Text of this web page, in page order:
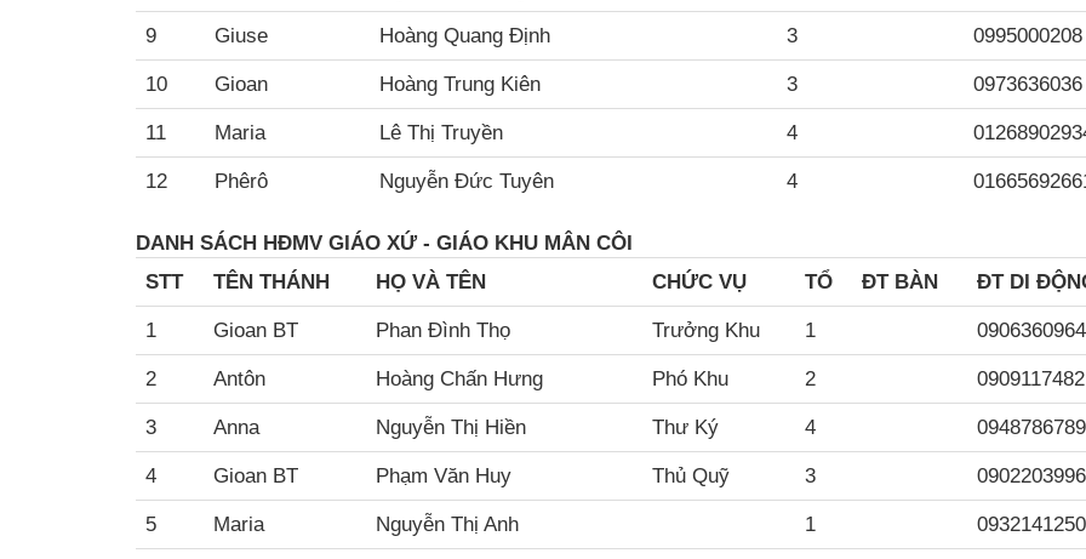
9 Giuse Hoàng Quang Định 3 0995000208
10 Gioan Hoàng Trung Kiên 3 0973636036
11 Maria Lê Thị Truyền 4
12 Phêrô Nguyễn Đức Tuyên 4
DANH SÁCH HĐMV GIÁO XỨ - GIÁO KHU MÂN CÔI
STT
TÊN THÁNH HỌ VÀ TÊN CHỨC VỤ TỔ ĐT BÀN ĐT DI
1 Gioan BT Phan Đình Thọ Trưởng Khu 1 0906360964
2 Antôn Hoàng Chấn Hưng Phó Khu 2 0909117482
3 Anna Nguyễn Thị Hiền Thư Ký 4 0948786789
4 Gioan BT Phạm Văn Huy Thủ Quỹ 3 0902203996
5 Maria Nguyễn Thị Anh 1 0932141250